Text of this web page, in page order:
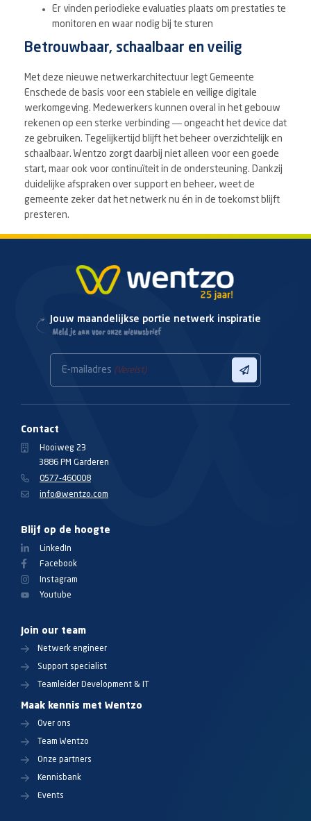
Er vinden periodieke evaluaties plaats om prestaties te
monitoren en waar nodig bij te sturen
Betrouwbaar, schaalbaar en veilig
Met deze nieuwe netwerkarchitectuur legt Gemeente
Enschede de basis voor een stabiele en veilige digitale
werkomgeving. Medewerkers kunnen overal in het gebouw
rekenen op een sterke verbinding — ongeacht het device dat
ze gebruiken. Tegelijkertijd blijft het beheer overzichtelijk en
schaalbaar. Wentzo zorgt daarbij niet alleen voor een goede
start, maar ook voor continuïteit in de ondersteuning. Dankzij
duidelijke afspraken over support en beheer, weet de
gemeente zeker dat het netwerk nu én in de toekomst blijft
presteren.
Jouw maandelijkse portie netwerk inspiratie
Meld je aan voor onze nieuwsbrief
E-mailadres (Vereist)
Contact
Hooiweg 23
3886 PM Garderen
0577-460008
info@wentzo.com
Blijf op de hoogte
LinkedIn
Facebook
Instagram
Youtube
Join our team
Netwerk engineer
Support specialist
Teamleider Development & IT
Maak kennis met Wentzo
Over ons
Team Wentzo
Onze partners
Kennisbank
Events